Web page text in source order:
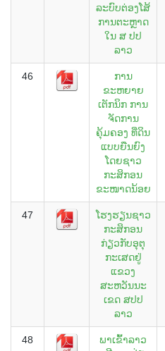
ລະບົບຕ່ອງໂສ້
ການຕະຫຼາດ
ໃນ ສ ປປ
ລາວ
46
ການ
ຂະຫຍາຍ
ເຕັກນິກ ການ
ຈັດການ
ຄຸ້ມຄອງ ທີ່ດິນ
ແບບຍືນຍົງ
ໂດຍຊາວ
ກະສິກອນ
ຂະໜາດນ້ອຍ
47
ໂຮງຮຽນຊາວ
ກະສິກອນ
ກ່ຽວກັບອຸຕຸ
ກະເສດຢູ່
ແຂວງ
ສະຫວັນນະ
ເຂດ ສປປ
ລາວ
48
ພາເຂົ້າລາວ